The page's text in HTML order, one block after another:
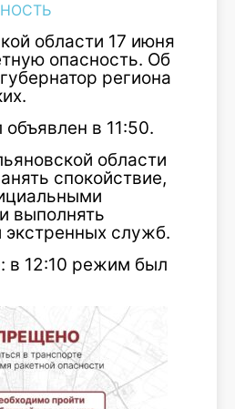
области 17 июня
опасность. Об
региона
в 11:50.
области
спокойствие,
выполнять
служб.
: в 12:10 режим был